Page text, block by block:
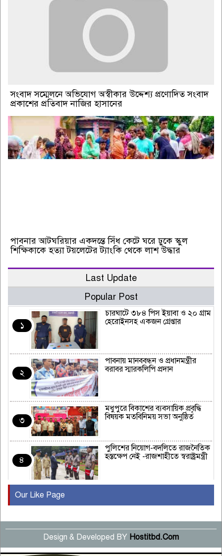
সংবাদ সম্মেলনে অভিযোগ অস্বীকার উদ্দেশ্য প্রণোদিত সংবাদ
প্রকাশের প্রতিবাদ নাজির হাসানের
পাবনার আটঘরিয়ার একদন্তে সিঁধ কেটে ঘরে ঢুকে স্কুল
শিক্ষিকাকে হত্যা টয়লেটের ট্যাংকি থেকে লাশ উদ্ধার
Last Update
Popular Post
১
চারঘাটে ৩৮৪ পিস ইয়াবা ও ২০ গ্রাম
হেরোইনসহ একজন গ্রেপ্তার
২
পাবনায় মানববন্ধন ও প্রধানমন্ত্রীর
বরাবর স্মারকলিপি প্রদান
৩
মধুপুরে বিকাশের ব্যবসায়িক প্রবৃদ্ধি
বিষয়ক মতবিনিময় সভা অনুষ্ঠিত
৪
পুলিশের নিয়োগ-বদলিতে রাজনৈতিক
হস্তক্ষেপ নেই -রাজশাহীতে স্বরাষ্ট্রমন্ত্রী
৫
বছর পূর্তি উদযাপন
৬
সংবাদ সম্মেলনে অভিযোগ অস্বীকার
উদ্দেশ্য প্রণোদিত সংবাদ প্রকাশের
Our Like Page
Design & Developed BY Hostitbd.Com